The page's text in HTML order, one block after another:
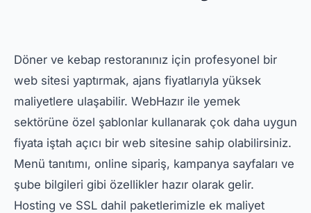
Döner ve kebap restoranınız için profesyonel bir
web sitesi yaptırmak, ajans fiyatlarıyla yüksek
maliyetlere ulaşabilir. WebHazır ile yemek
sektörüne özel şablonlar kullanarak çok daha uygun
fiyata iştah açıcı bir web sitesine sahip olabilirsiniz.
Menü tanıtımı, online sipariş, kampanya sayfaları ve
şube bilgileri gibi özellikler hazır olarak gelir.
Hosting ve SSL dahil paketlerimizle ek maliyet